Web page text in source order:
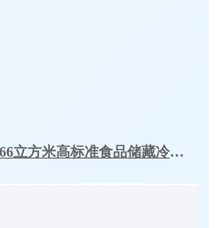
春发生物科技（宁夏）2666立方米高标准食品储藏冷库工程案例